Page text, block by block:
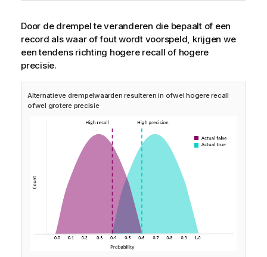
Door de drempel te veranderen die bepaalt of een
record als waar of fout wordt voorspeld, krijgen we
een tendens richting hogere recall of hogere
precisie.
Alternatieve drempelwaarden resulteren in ofwel hogere recall
ofwel grotere precisie